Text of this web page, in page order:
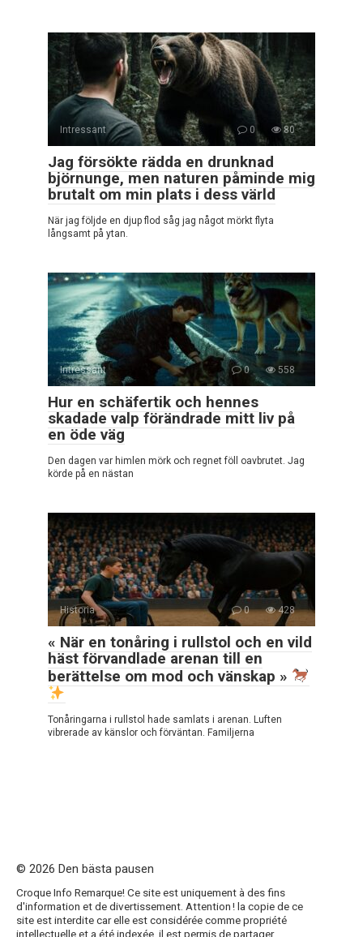
Intressant 0 80
Jag försökte rädda en drunknad
björnunge, men naturen påminde mig
brutalt om min plats i dess värld
När jag följde en djup flod såg jag något mörkt flyta
långsamt på ytan.
Intressant 0 558
Hur en schäfertik och hennes
skadade valp förändrade mitt liv på
en öde väg
Den dagen var himlen mörk och regnet föll oavbrutet. Jag
körde på en nästan
Historia 0 428
« När en tonåring i rullstol och en vild
häst förvandlade arenan till en
berättelse om mod och vänskap »
Tonåringarna i rullstol hade samlats i arenan. Luften
vibrerade av känslor och förväntan. Familjerna
© 2026 Den bästa pausen
Croque Info Remarque! Ce site est uniquement à des fins
d'information et de divertissement. Attention ! la copie de ce
site est interdite car elle est considérée comme propriété
intellectuelle et a été indexée, il est permis de partager